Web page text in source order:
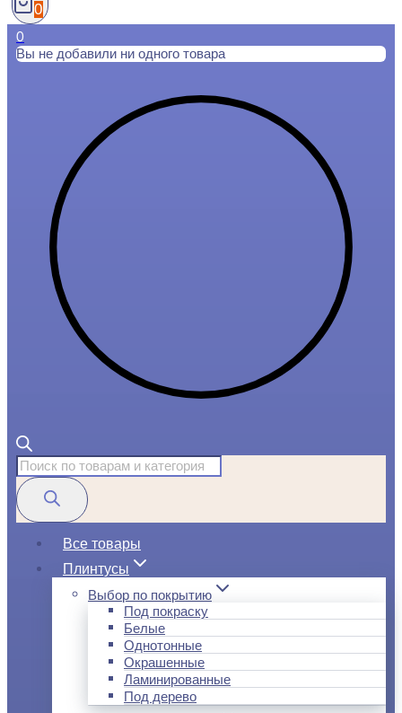
0
0
Вы не добавили ни одного товара
Поиск
товаров
Все товары
Плинтусы
Выбор по покрытию
Под покраску
Белые
Однотонные
Окрашенные
Ламинированные
Под дерево